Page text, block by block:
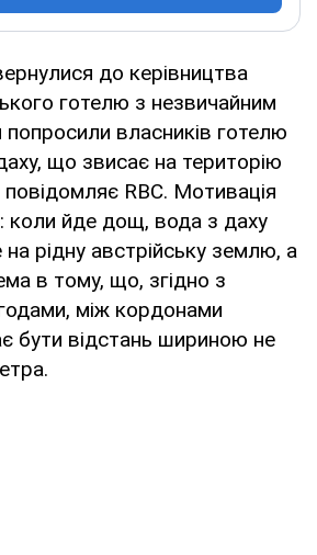
до керівництва
готелю з незвичайним
власників готелю
що звисає на територію
повідомляє RBC. Мотивація
коли йде дощ, вода з даху
рідну австрійську землю, а
в тому, що, згідно з
між кордонами
бути відстань шириною не